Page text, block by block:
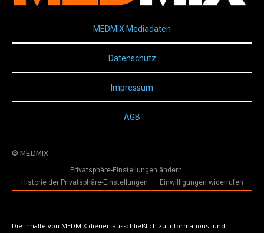
MEDMIX Mediadaten
Datenschutz
Impressum
AGB
© MEDMIX
Privatsphäre-Einstellungen ändern
Historie der Privatsphäre-Einstellungen
Einwilligungen widerrufen
Die Inhalte von MEDMIX dienen ausschließlich zu Informations- und